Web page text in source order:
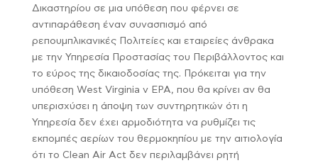
Δικαστηρίου σε μια υπόθεση που φέρνει σε
αντιπαράθεση έναν συνασπισμό από
ρεπουμπλικανικές Πολιτείες και εταιρείες άνθρακα
με την Υπηρεσία Προστασίας του Περιβάλλοντος και
το εύρος της δικαιοδοσίας της. Πρόκειται για την
υπόθεση West Virginia v EPA, που θα κρίνει αν θα
υπερισχύσει η άποψη των συντηρητικών ότι η
Υπηρεσία δεν έχει αρμοδιότητα να ρυθμίζει τις
εκπομπές αερίων του θερμοκηπίου με την αιτιολογία
ότι το Clean Air Act δεν περιλαμβάνει ρητή